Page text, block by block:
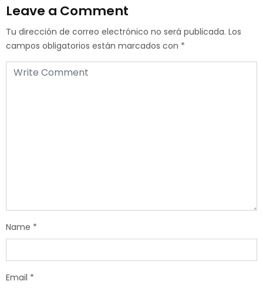
Leave a Comment
Tu dirección de correo electrónico no será publicada. Los
campos obligatorios están marcados con *
Name *
Email *